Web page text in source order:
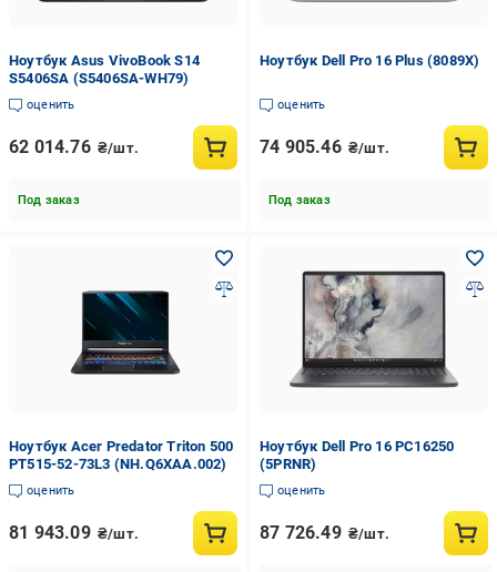
Ноутбук Asus VivoBook S14
S5406SA (S5406SA-WH79)
оценить
62 014.76 ₴/шт.
Под заказ
Ноутбук Dell Pro 16 Plus (8089X)
оценить
74 905.46 ₴/шт.
Под заказ
Ноутбук Acer Predator Triton 500
PT515-52-73L3 (NH.Q6XAA.002)
оценить
81 943.09 ₴/шт.
Ноутбук Dell Pro 16 PC16250
(5PRNR)
оценить
87 726.49 ₴/шт.